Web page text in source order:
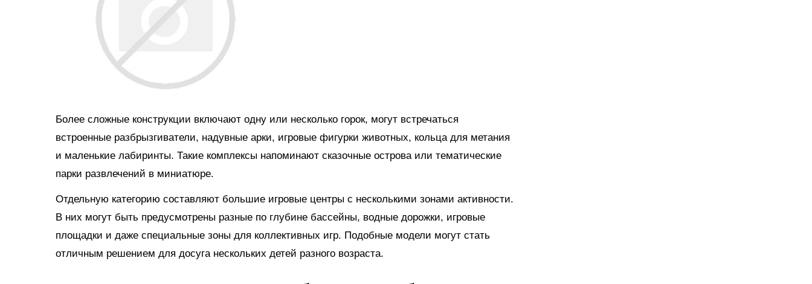
Более сложные конструкции включают одну или несколько горок, могут встречаться
встроенные разбрызгиватели, надувные арки, игровые фигурки животных, кольца для метания
и маленькие лабиринты. Такие комплексы напоминают сказочные острова или тематические
парки развлечений в миниатюре.
Отдельную категорию составляют большие игровые центры с несколькими зонами активности.
В них могут быть предусмотрены разные по глубине бассейны, водные дорожки, игровые
площадки и даже специальные зоны для коллективных игр. Подобные модели могут стать
отличным решением для досуга нескольких детей разного возраста.